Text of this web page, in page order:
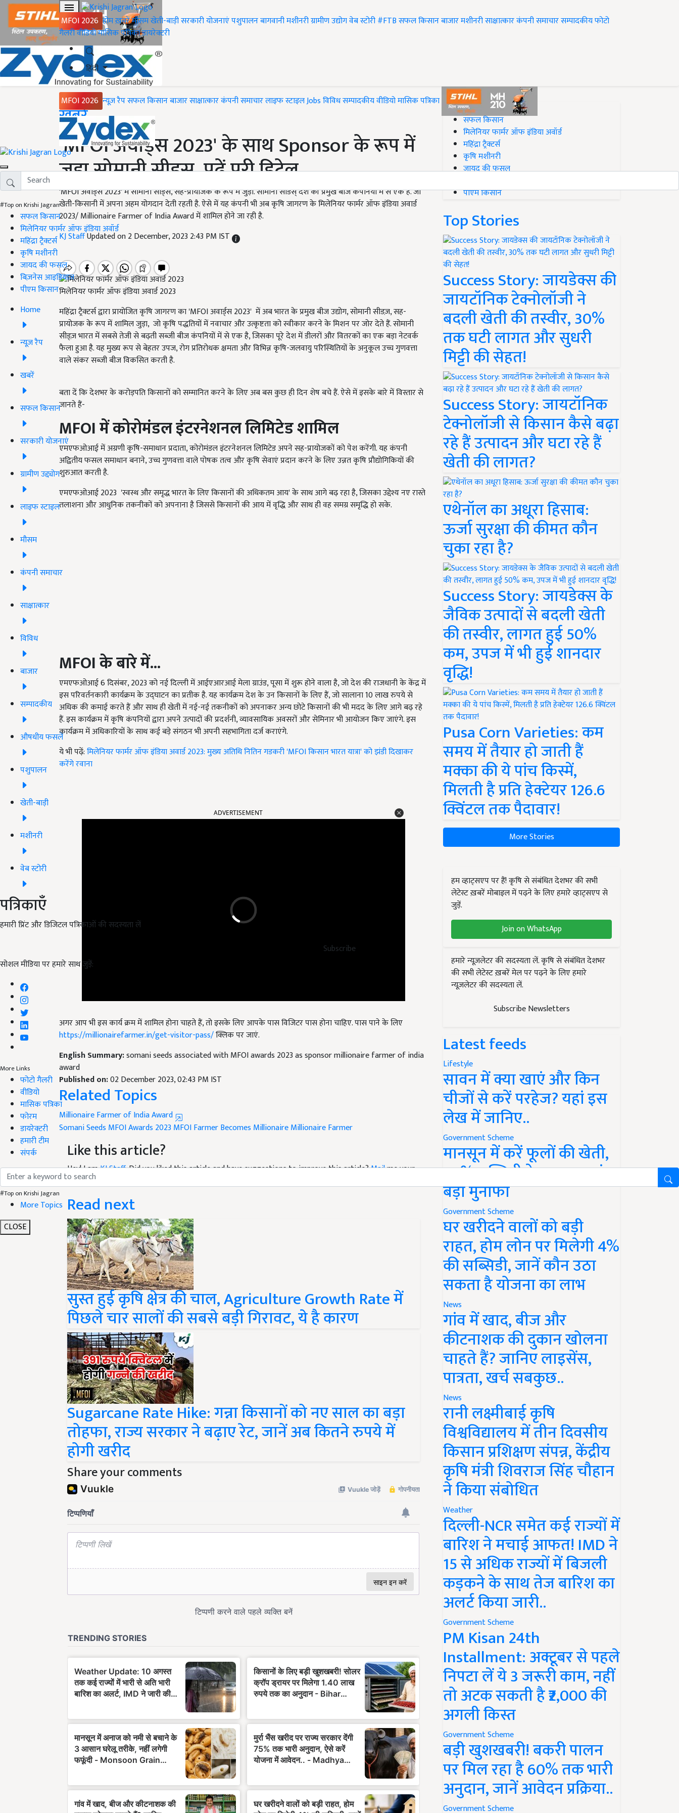
MFOI 2026 होमख़बरेंमौसमखेती-बाड़ीसरकारी योजनाएंपशुपालनबागवानीमशीनरीग्रामीण उद्योगवेब स्टोरी#FTBसफल किसानबाजारमशीनरीसाक्षात्कारकंपनी समाचारसम्पादकीयफोटो
गैलरीवीडियोमासिक पत्रिकाडायरेक्टरी
हिंदी
MFOI 2026 न्यूज़ रैपसफल किसानबाजारसाक्षात्कारकंपनी समाचारलाइफ स्टाइलJobsविविधसम्पादकीयवीडियोमासिक पत्रिका
#Top on Krishi Jagran
सफल किसान
मिलेनियर फार्मर ऑफ इंडिया अवॉर्ड
महिंद्रा ट्रैक्टर्स
कृषि मशीनरी
जायद की फसल
बिज़नेस आइडियाज
पीएम किसान
Home
न्यूज़ रैप
खबरें
सफल किसान
सरकारी योजनाएं
ग्रामीण उद्द्योग
लाइफ स्टाइल
मौसम
कंपनी समाचार
साक्षात्कार
विविध
बाजार
सम्पादकीय
औषधीय फसलें
पशुपालन
खेती-बाड़ी
मशीनरी
वेब स्टोरी
पत्रिकाएँ
हमारी प्रिंट और डिजिटल पत्रिकाओं की सदस्यता लें
Subscribe
सोशल मीडिया पर हमारे साथ जुड़ें:
More Links
फोटो गैलरी
वीडियो
मासिक पत्रिका
फोरम
डायरेक्टरी
हमारी टीम
संपर्क
#Top on Krishi Jagran
More Topics
CLOSE
Home
ख़बरें
'MFOI अवार्ड्स 2023' के साथ Sponsor के रूप में
जुड़ा सोमानी सीड्स, पढ़ें पूरी डिटेल
'MFOI अवार्ड्स 2023' में सोमानी सीड्स, सह-प्रायोजक के रूप में जुड़ा. सोमानी सीडस् देश की प्रमुख बीज कंपनियों में से एक है. जो
खेती-किसानी में अपना अहम योगदान देती रहती है. ऐसे में यह कंपनी भी अब कृषि जागरण के मिलेनियर फार्मर ऑफ इंडिया अवार्ड
2023/ Millionaire Farmer of India Award में शामिल होने जा रही है.
KJ StaffUpdated on 2 December, 2023 2:43 PM IST
मिलेनियर फार्मर ऑफ इंडिया अवार्ड 2023
महिंद्रा ट्रैक्टर्स द्वारा प्रायोजित कृषि जागरण का 'MFOI अवार्ड्स 2023' में अब भारत के प्रमुख बीज उद्योग, सोमानी सीडज़, सह-
प्रायोजक के रूप में शामिल जुड़ा, जो कृषि पद्धतियों में नवाचार और उत्कृष्टता को स्वीकार करने के मिशन पर जोर देते हैं. सोमानी
सीड्ज़ भारत में सबसे तेजी से बढ़ती सब्जी बीज कंपनियों में से एक है, जिसका पूरे देश में डीलरों और वितरकों का एक बड़ा नेटवर्क
फैला हुआ है. यह मुख्य रूप से बेहतर उपज, रोग प्रतिरोधक क्षमता और विभिन्न कृषि-जलवायु परिस्थितियों के अनुकूल उच्च गुणवत्ता
वाले संकर सब्जी बीज विकसित करती है.
बता दें कि देशभर के करोड़पति किसानों को सम्मानित करने के लिए अब बस कुछ ही दिन शेष बचे हैं. ऐसे में इसके बारे में विस्तार से
जानते हैं-
MFOIमेंकोरोमंडल इंटरनेशनल लिमिटेड शामिल
एमएफओआई में अग्रणी कृषि-समाधान प्रदाता, कोरोमंडल इंटरनेशनल लिमिटेड अपने सह-प्रायोजकों को पेश करेंगी. यह कंपनी
अद्वितीय फसल समाधान बनाने, उच्च गुणवत्ता वाले पोषक तत्व और कृषि सेवाएं प्रदान करने के लिए उन्नत कृषि प्रौद्योगिकियों की
शुरुआत करती है.
एमएफओआई 2023 'स्वस्थ और समृद्ध भारत के लिए किसानों की अधिकतम आय' के साथ आगे बढ़ रहा है, जिसका उद्देश्य नए रास्ते
तलाशना और आधुनिक तकनीकों को अपनाना है जिससे किसानों की आय में वृद्धि और साथ ही वह समग्र समृद्धि हो सके.
MFOIके बारे में...
एमएफओआई 6 दिसंबर, 2023 को नई दिल्ली में आईएआरआई मेला ग्राउंड, पूसा में शुरू होने वाला है, जो देश की राजधानी के केंद्र में
इस परिवर्तनकारी कार्यक्रम के उद्घाटन का प्रतीक है. यह कार्यक्रम देश के उन किसानों के लिए हैं, जो सालाना 10 लाख रुपये से
अधिक की कमाई करते हैं और साथ ही खेती में नई-नई तकनीकों को अपनाकर अन्य छोटे किसानों की भी मदद के लिए आगे बढ़ रहे
हैं. इस कार्यक्रम में कृषि कंपनियों द्वारा अपने उत्पादों की प्रदर्शनी, व्यावसायिक अवसरों और सेमिनार भी आयोजन किए जाएंगे. इस
कार्यक्रम में अधिकारियों के साथ कई बड़े संगठन भी अपनी सहभागिता दर्ज कराएंगे.
ये भी पढ़ें:मिलेनियर फार्मर ऑफ इंडिया अवार्ड 2023: मुख्य अतिथि नितिन गडकरी 'MFOI किसान भारत यात्रा' को झंडी दिखाकर
करेंगे रवाना
https://millionairefarmer.in/get-visitor-pass/क्लिक पर जाएं.
English Summary:
somani seeds associated with MFOI awards 2023 as sponsor millionaire farmer of india
award
Published on:
Related Topics
Millionaire Farmer of India Award
Somani SeedsMFOI Awards 2023 MFOI
Like this article?
Hey! I amKJ Staff. Did you liked this article and have suggestions to improve this article?
suggestions and feedback.
Read next
सुस्त हुई कृष‍ि क्षेत्र की चाल, Agriculture Growth Rate में
पिछले चार सालों की सबसे बड़ी गिरावट, ये है कारण
Sugarcane Rate Hike: गन्ना किसानों को नए साल का बड़ा
तोहफा, राज्य सरकार ने बढ़ाए रेट, जानें अब कितने रुपये में
होगी खरीद
Share your comments
#Top on Krishi Jagran
सफल किसान
मिलेनियर फार्मर ऑफ इंडिया अवॉर्ड
महिंद्रा ट्रैक्टर्स
कृषि मशीनरी
जायद की फसल
पीएम किसान
Top Stories
Success Story: जायडेक्स की
जायटॉनिक टेक्नोलॉजी ने
बदली खेती की तस्वीर, 30%
तक घटी लागत और सुधरी
मिट्टी की सेहत!
Success Story: जायटॉनिक
टेक्नोलॉजी से किसान कैसे बढ़ा
रहे हैं उत्पादन और घटा रहे हैं
खेती की लागत?
एथेनॉल का अधूरा हिसाब:
ऊर्जा सुरक्षा की कीमत कौन
चुका रहा है?
Success Story: जायडेक्स के
जैविक उत्पादों से बदली खेती
की तस्वीर, लागत हुई 50%
कम, उपज में भी हुई शानदार
वृद्धि!
Pusa Corn Varieties: कम
समय में तैयार हो जाती हैं
मक्का की ये पांच किस्में,
मिलती है प्रति हेक्टेयर 126.6
क्विंटल तक पैदावार!
More Stories
हम व्हाट्सएप पर हैं! कृषि से संबंधित देशभर की सभी
लेटेस्ट ख़बरें मोबाइल में पढ़ने के लिए हमारे व्हाट्सएप से
जुड़ें.
Join on WhatsApp
हमारे न्यूज़लेटर की सदस्यता लें. कृषि से संबंधित देशभर
की सभी लेटेस्ट ख़बरें मेल पर पढ़ने के लिए हमारे
न्यूज़लेटर की सदस्यता लें.
Subscribe Newsletters
Latest feeds
Lifestyle
सावन में क्या खाएं और किन
चीजों से करें परहेज? यहां इस
लेख में जानिए..
Government Scheme
मानसून में करें फूलों की खेती,
50% सब्सिडी के साथ कमाएं
बड़ा मुनाफा
Government Scheme
घर खरीदने वालों को बड़ी
राहत, होम लोन पर मिलेगी 4%
की सब्सिडी, जानें कौन उठा
सकता है योजना का लाभ
News
गांव में खाद, बीज और
कीटनाशक की दुकान खोलना
चाहते हैं? जानिए लाइसेंस,
पात्रता, खर्च सबकुछ..
News
रानी लक्ष्मीबाई कृषि
विश्वविद्यालय में तीन दिवसीय
किसान प्रशिक्षण संपन्न, केंद्रीय
कृषि मंत्री शिवराज सिंह चौहान
ने किया संबोधित
Weather
दिल्ली-NCR समेत कई राज्यों में
बारिश ने मचाई आफत! IMD ने
15 से अधिक राज्यों में बिजली
कड़कने के साथ तेज बारिश का
अलर्ट किया जारी..
Government Scheme
PM Kisan 24th
Installment: अक्टूबर से पहले
निपटा लें ये 3 जरूरी काम, नहीं
तो अटक सकती है ₹2,000 की
अगली किस्त
Government Scheme
बड़ी खुशखबरी! बकरी पालन
पर मिल रहा है 60% तक भारी
अनुदान, जानें आवेदन प्रक्रिया..
Government Scheme